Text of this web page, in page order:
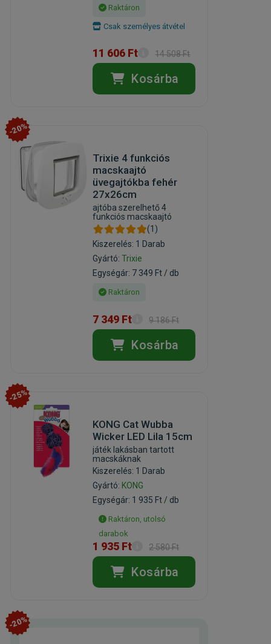
Raktáron
Csak személyes átvétel
11 606 Ft 14 508 Ft
Kosárba
-20%
Trixie 4 funkciós
macskaajtó
üvegajtókba fehér
27x26cm
ajtóba szerelhető 4
funkciós macskaajtó
(1)
Kiszerelés: 1 Darab
Gyártó:Trixie
Egységár: 7 349 Ft / db
Raktáron
7 349 Ft 9 186 Ft
Kosárba
-25%
KONG Cat Wubba
Wicker LED Lila 15cm
játék lakásban tartott
macskáknak
Kiszerelés: 1 Darab
Gyártó: KONG
Egységár: 1 935 Ft / db
Raktáron, utolsó
darabok
1 935 Ft 2 580 Ft
Kosárba
-20%